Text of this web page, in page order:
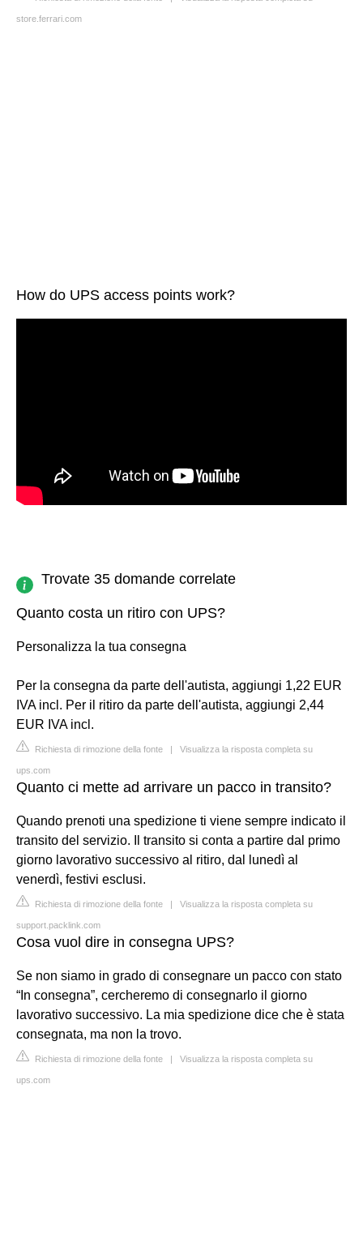
store.ferrari.com
How do UPS access points work?
Trovate 35 domande correlate
Quanto costa un ritiro con UPS?
Personalizza la tua consegna
Per la consegna da parte dell'autista, aggiungi 1,22 EUR
IVA incl. Per il ritiro da parte dell'autista, aggiungi 2,44
EUR IVA incl.
Richiesta di rimozione della fonte | Visualizza la risposta completa su
ups.com
Quanto ci mette ad arrivare un pacco in transito?
Quando prenoti una spedizione ti viene sempre indicato il
transito del servizio. Il transito si conta a partire dal primo
giorno lavorativo successivo al ritiro, dal lunedì al
venerdì, festivi esclusi.
Richiesta di rimozione della fonte | Visualizza la risposta completa su
support.packlink.com
Cosa vuol dire in consegna UPS?
Se non siamo in grado di consegnare un pacco con stato
“In consegna”, cercheremo di consegnarlo il giorno
lavorativo successivo. La mia spedizione dice che è stata
consegnata, ma non la trovo.
Richiesta di rimozione della fonte | Visualizza la risposta completa su
ups.com